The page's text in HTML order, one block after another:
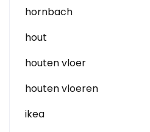
hornbach
hout
houten vloer
houten vloeren
ikea